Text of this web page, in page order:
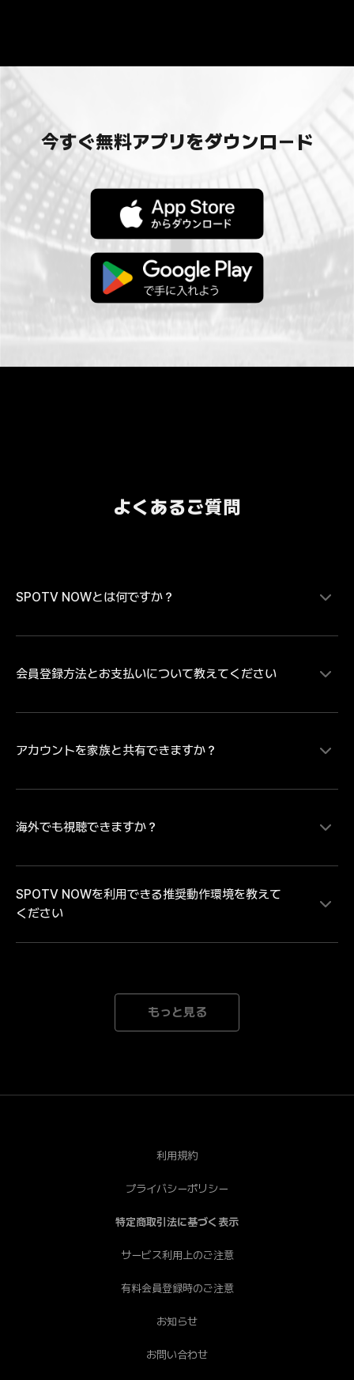
今すぐ無料アプリをダウンロード
よくあるご質問
SPOTV NOWとは何ですか？
MLB、サウジ・プロフェッショナルリーグの試合をラ
平ら日本を代表するプレイヤーの試合を中心にレギュラ
配信。MLB日本人選手ダイジェスト映像や試合ハイラ
録をしていただければどなたでも無料で視聴いただけま
登録後に有料会員への登録が必要となります。
会員登録方法とお支払いについて教えてください
SPOTV NOWの有料コンテンツをご視聴いただく場
お支払い方法のご登録にあたり Android端末のアプリか
play決済」 iOS端末のアプリからお支払い方法をご登録
のため、「クレジット/デビットカード、モバイルキャ
パス」の購入をご希望の場合は、SPOTV NOWのWEB
ページからお手続きを進めてください。※ご登録完了後
は、ご登録のメールアドレスとパスワードにてログイン
アカウントを家族と共有できますか？
各アカウントには、1人のユーザーのみがアクセスでき
と、自動的にログアウトされます。
海外でも視聴できますか？
SPOTV NOWは日本向けのサービスです。海外ではご
利用いただけません。中継権と著作権の範囲外にある海
外では、接続を遮断しております。海外中継者の権利を
解とご了承のほどよろしくお願いいたします。
SPOTV NOWを利用できる推奨動作環境を教えて
ください
以上のデバイスをご利用の場合でも、機器の性能が低下
された場合にはご利用になれない場合がございます。
す。
もっと見る
利用規約
プライバシーポリシー
特定商取引法に基づく表示
サービス利用上のご注意
有料会員登録時のご注意
お知らせ
お問い合わせ